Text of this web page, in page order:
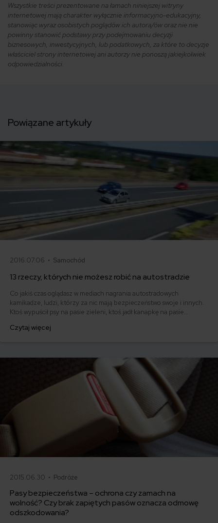
Wszystkie treści prezentowane na łamach niniejszej witryny
internetowej mają charakter wyłącznie informacyjno-edukacyjny,
stanowiąc wyraz osobistych poglądów ich autora/ów oraz nie nie
powinny stanowić podstawy przy podejmowaniu decyzji
biznesowych, inwestycyjnych, lub podatkowych, za które to decyzje
właściciel strony internetowej ani autorzy nie ponoszą jakiejkolwiek
odpowiedzialności.
Powiązane artykuły
2016.07.06 • Samochód
13 rzeczy, których nie możesz robić na autostradzie
Co jakiś czas oglądasz w mediach nagrania autostradowych
kamikadze, ludzi, którzy za nic mają bezpieczeństwo swoje i innych.
Ktoś wypuścił psy na pasie zieleni, ktoś jadł kanapkę na pasie
bezpiecznej jazdy po autostradach i drogach ekspresowych?
Czytaj więcej
2015.06.30 • Podróże
Pasy bezpieczeństwa – ochrona czy zamach na
wolność? Czy brak zapiętych pasów oznacza odmowę
odszkodowania?